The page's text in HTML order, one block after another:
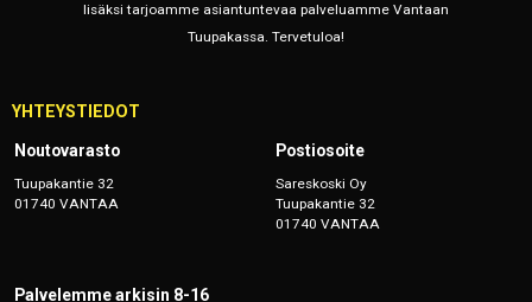
lisäksi tarjoamme asiantuntevaa palveluamme Vantaan
Tuupakassa. Tervetuloa!
YHTEYSTIEDOT
Noutovarasto
Tuupakantie 32
01740 VANTAA
Postiosoite
Sareskoski Oy
Tuupakantie 32
01740 VANTAA
Palvelemme arkisin 8-16